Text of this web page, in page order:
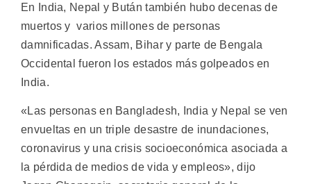
En India, Nepal y Bután también hubo decenas de
muertos y varios millones de personas
damnificadas. Assam, Bihar y parte de Bengala
Occidental fueron los estados más golpeados en
India.
«Las personas en Bangladesh, India y Nepal se ven
envueltas en un triple desastre de inundaciones,
coronavirus y una crisis socioeconómica asociada a
la pérdida de medios de vida y empleos», dijo